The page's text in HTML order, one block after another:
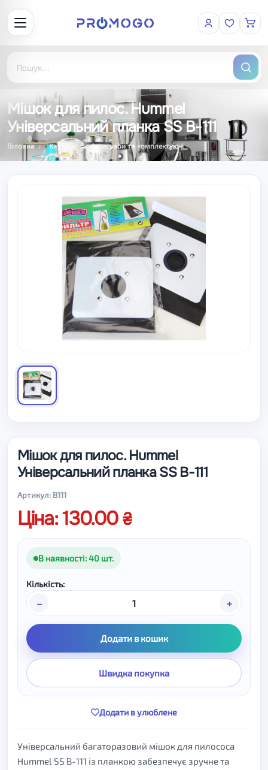
Мішок для пилос. Hummel
Універсальний планка SS B-111
Головна Каталог Аксесуари та комплектуючі
Мішок для пилос. Hummel
Універсальний планка SS B-111
Артикул: B111
Ціна: 130.00
В наявності: 40 шт.
Кількість:
– +
Додати в кошик
Швидка покупка
Додати в улюблене
Універсальний багаторазовий мішок для пилососа
Hummel SS B-111 із планкою забезпечує зручне та